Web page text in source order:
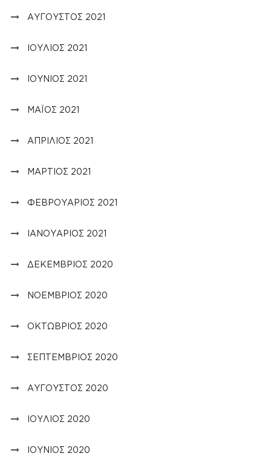
ΑΎΓΟΥΣΤΟΣ 2021
ΙΟΎΛΙΟΣ 2021
ΙΟΎΝΙΟΣ 2021
ΜΆΙΟΣ 2021
ΑΠΡΊΛΙΟΣ 2021
ΜΆΡΤΙΟΣ 2021
ΦΕΒΡΟΥΆΡΙΟΣ 2021
ΙΑΝΟΥΆΡΙΟΣ 2021
ΔΕΚΈΜΒΡΙΟΣ 2020
ΝΟΈΜΒΡΙΟΣ 2020
ΟΚΤΏΒΡΙΟΣ 2020
ΣΕΠΤΈΜΒΡΙΟΣ 2020
ΑΎΓΟΥΣΤΟΣ 2020
ΙΟΎΛΙΟΣ 2020
ΙΟΎΝΙΟΣ 2020